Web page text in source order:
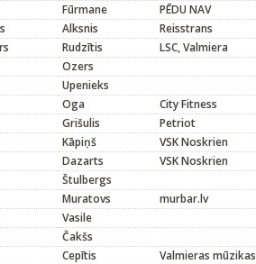
Fūrmane
PĒDU NAV
Alksnis
Reisstrans
Rudzītis
LSC, Valmiera
Ozers
Upenieks
Oga
City Fitness
Grišulis
Petriot
Kāpiņš
VSK Noskrien
Dazarts
VSK Noskrien
Štulbergs
Muratovs
murbar.lv
Vasile
Čakšs
Cepītis
Valmieras